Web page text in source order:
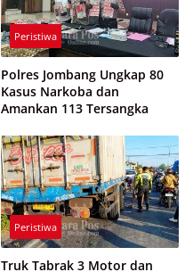
Peristiwa
Polres Jombang Ungkap 80
Kasus Narkoba dan
Amankan 113 Tersangka
Peristiwa
Truk Tabrak 3 Motor dan